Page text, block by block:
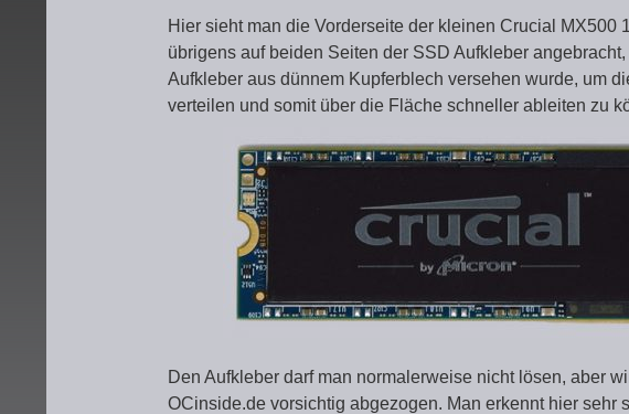
Hier sieht man die Vorderseite der kleinen Crucial MX500
übrigens auf beiden Seiten der SSD Aufkleber
Aufkleber aus dünnem Kupferblech versehen wurde, um
verteilen und somit über die Fläche schneller ableiten zu
Den Aufkleber darf man normalerweise nicht lösen, aber
OCinside.de vorsichtig abgezogen. Man erkennt hier sehr